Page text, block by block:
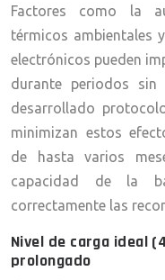
Factores como la
térmicos ambientales
electrónicos pueden
durante periodos
desarrollado
minimizan estos
de hasta varios
capacidad de la
correctamente las
Nivel de carga ideal
prolongado